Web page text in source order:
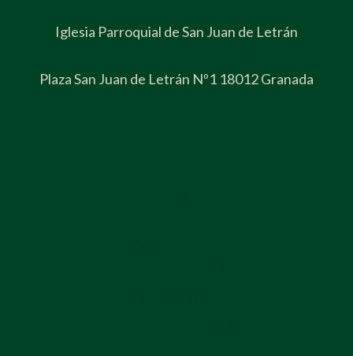
Iglesia Parroquial de San Juan de Letrán
Plaza San Juan de Letrán Nº1 18012 Granada